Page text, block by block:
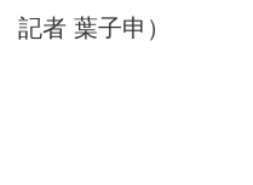
記者 葉子申）